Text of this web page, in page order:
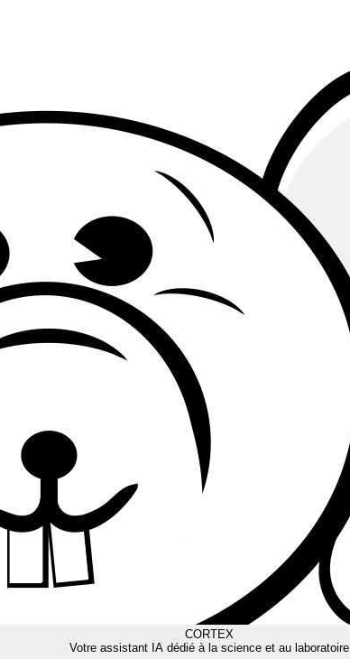
CORTEX
Votre assistant IA dédié à la science et au laboratoire